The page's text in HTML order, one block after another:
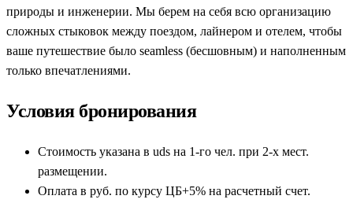
природы и инженерии. Мы берем на себя всю организацию
сложных стыковок между поездом, лайнером и отелем, чтобы
ваше путешествие было seamless (бесшовным) и наполненным
только впечатлениями.
Условия бронирования
Стоимость указана в uds на 1-го чел. при 2-х мест.
размещении.
Оплата в руб. по курсу ЦБ+5% на расчетный счет.